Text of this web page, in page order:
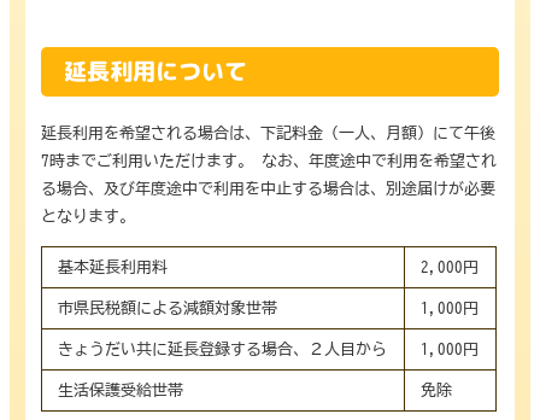
延長利用について
延長利用を希望される場合は、下記料金（一人、月額）にて午後
7時までご利用いただけます。 なお、年度途中で利用を希望され
る場合、及び年度途中で利用を中止する場合は、別途届けが必要
となります。
基本延長利用料 2,000円
市県民税額による減額対象世帯 1,000円
きょうだい共に延長登録する場合、２人目から 1,000円
生活保護受給世帯 免除